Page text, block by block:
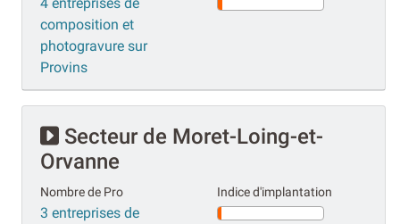
composition et
photogravure sur
Provins
Secteur de Moret-Loing-et-
Orvanne
Nombre de Pro
3 entreprises de
Indice d'implantation